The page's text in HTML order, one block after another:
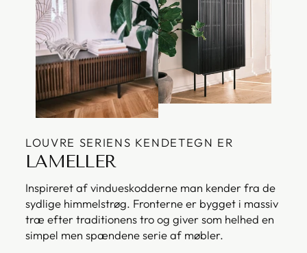
LOUVRE SERIENS KENDETEGN ER
LAMELLER
Inspireret af vindueskodderne man kender fra de
sydlige himmelstrøg. Fronterne er bygget i massiv
træ efter traditionens tro og giver som helhed en
simpel men spændene serie af møbler.